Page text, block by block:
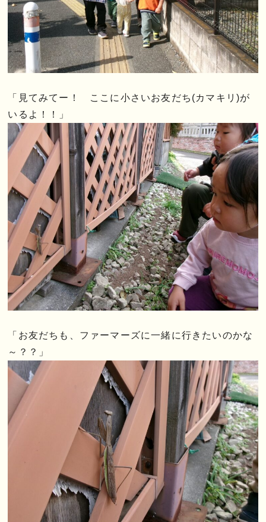
「見てみてー！ ここに小さいお友だち(カマキリ)が
いるよ！！」
「お友だちも、ファーマーズに一緒に行きたいのかな
～？？」